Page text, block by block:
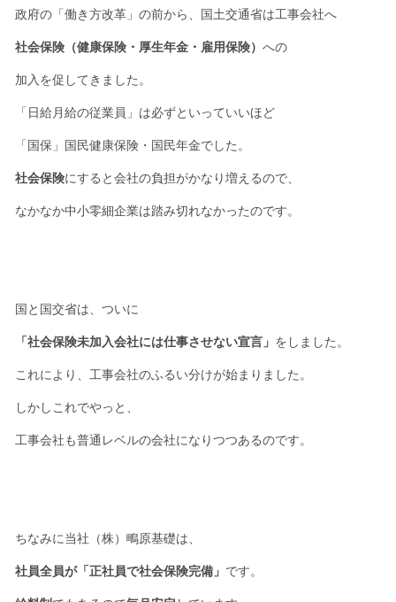
政府の「働き方改革」の前から、国土交通省は工事会社へ
社会保険（健康保険・厚生年金・雇用保険） への
加入を促してきました。
「日給月給の従業員」は必ずといっていいほど
「国保」国民健康保険・国民年金でした。
社会保険にすると会社の負担がかなり増えるので、
なかなか中小零細企業は踏み切れなかったのです。
国と国交省は、ついに
「社会保険未加入会社には仕事させない宣言」 をしました。
これにより、工事会社のふるい分けが始まりました。
しかしこれでやっと、
工事会社も普通レベルの会社になりつつあるのです。
ちなみに当社（株）鴫原基礎は、
社員全員が「正社員で社会保険完備」 です。